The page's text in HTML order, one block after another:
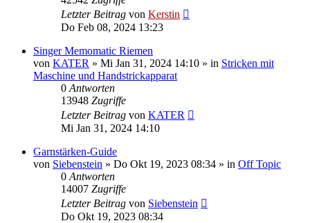
Letzter Beitrag von Kerstin
Do Feb 08, 2024 13:23
Singer Memomatic Riemen
von KATER » Mi Jan 31, 2024 14:10 » in Stricken mit
Maschine und Handstrickapparat
0 Antworten
13948 Zugriffe
Letzter Beitrag von KATER
Mi Jan 31, 2024 14:10
Garnstärken-Guide
von Siebenstein » Do Okt 19, 2023 08:34 » in Off Topic
0 Antworten
14007 Zugriffe
Letzter Beitrag von Siebenstein
Do Okt 19, 2023 08:34